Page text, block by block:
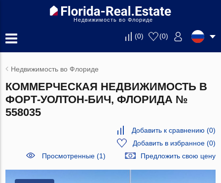
Недвижимость во Флориде
(0) (0)
Недвижимость во Флориде
КОММЕРЧЕСКАЯ НЕДВИЖИМОСТЬ В
ФОРТ-УОЛТОН-БИЧ, ФЛОРИДА №
558035
Добавить к сравнению (0)
Добавить в избранное(0)
Просмотренные (1)
Предложить свою цену